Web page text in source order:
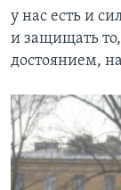
у нас есть и
и защищать
достоянием,